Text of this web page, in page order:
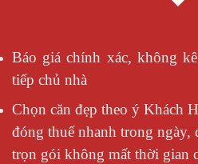
Báo giá chính xác, không
tiếp chủ nhà
Chọn căn đẹp theo ý Khách
đóng thuế nhanh trong ngày,
trọn gói không mất thời gian